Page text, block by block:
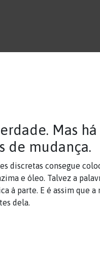
Mas há
de mudança.
discretas consegue
e óleo. Talvez a
à parte. E é assim que
dela.